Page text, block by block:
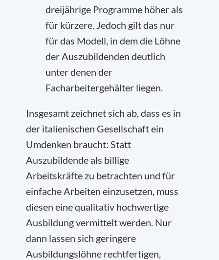
dreijährige Programme höher als
für kürzere. Jedoch gilt das nur
für das Modell, in dem die Löhne
der Auszubildenden deutlich
unter denen der
Facharbeitergehälter liegen.
Insgesamt zeichnet sich ab, dass es in
der italienischen Gesellschaft ein
Umdenken braucht: Statt
Auszubildende als billige
Arbeitskräfte zu betrachten und für
einfache Arbeiten einzusetzen, muss
diesen eine qualitativ hochwertige
Ausbildung vermittelt werden. Nur
dann lassen sich geringere
Ausbildungslöhne rechtfertigen,